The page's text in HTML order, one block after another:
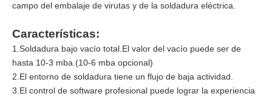
campo del embalaje de virutas y de la soldadura eléctrica.
Características:
1.Soldadura bajo vacío total.El valor del vacío puede ser de
hasta 10-3 mba.(10-6 mba opcional)
2.El entorno de soldadura tiene un flujo de baja actividad.
3.El control de software profesional puede lograr la experiencia